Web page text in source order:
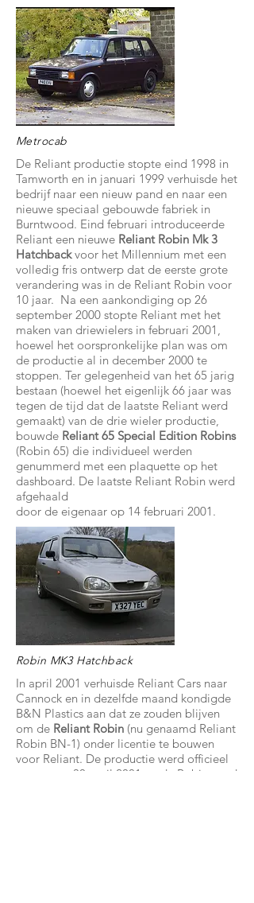
Metrocab
De Reliant productie stopte eind 1998 in
Tamworth en in januari 1999 verhuisde het
bedrijf naar een nieuw pand en naar een
nieuwe speciaal gebouwde fabriek in
Burntwood. Eind februari introduceerde
Reliant een nieuwe Reliant Robin Mk 3
Hatchbackvoor het Millennium met een
volledig fris ontwerp dat de eerste grote
verandering was in de Reliant Robin voor
10 jaar. Na een aankondiging op 26
september 2000 stopte Reliant met het
maken van driewielers in februari 2001,
hoewel het oorspronkelijke plan was om
de productie al in december 2000 te
stoppen. Ter gelegenheid van het 65 jarig
bestaan (hoewel het eigenlijk 66 jaar was
tegen de tijd dat de laatste Reliant werd
gemaakt) van de drie wieler productie,
bouwde Reliant 65 Special Edition Robins
(Robin 65) die individueel werden
genummerd met een plaquette op het
dashboard. De laatste Reliant Robin werd
afgehaald
door de eigenaar op 14 februari 2001.
Robin MK3 Hatchback
In april 2001 verhuisde Reliant Cars naar
Cannock en in dezelfde maand kondigde
B&N Plastics aan dat ze zouden blijven
om de Reliant Robin (nu genaamd Reliant
Robin BN-1) onder licentie te bouwen
voor Reliant. De productie werd officieel
gestart op 30 april 2001 en de Robin werd